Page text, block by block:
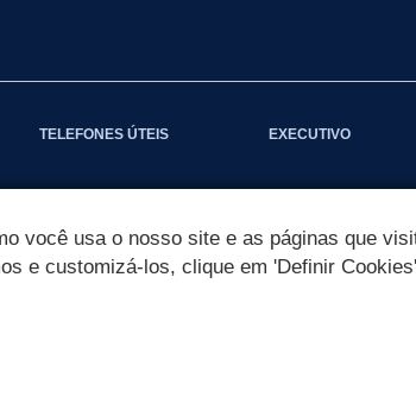
TELEFONES ÚTEIS EXECUTIVO
você usa o nosso site e as páginas que
e customizá-los, clique em 'Definir